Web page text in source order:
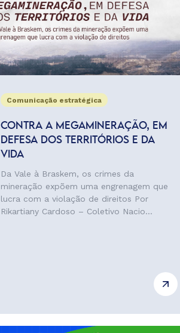
Comunicação estratégica
CONTRA A MEGAMINERAÇÃO, EM
DEFESA DOS TERRITÓRIOS E DA
VIDA
Da Vale à Braskem, os crimes da
mineração expõem uma engrenagem que
lucra com a violação de direitos Por
Rikartiany Cardoso – Coletivo Nacio...